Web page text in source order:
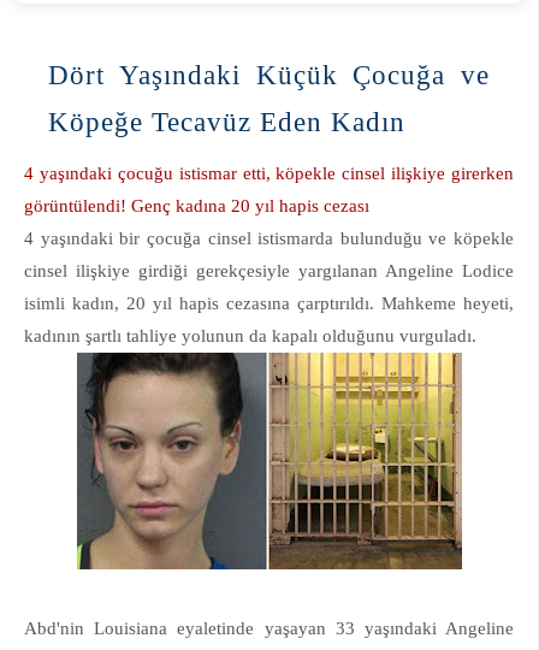
Dört Yaşındaki Küçük Çocuğa ve
Köpeğe Tecavüz Eden Kadın
4 yaşındaki çocuğu istismar etti, köpekle cinsel ilişkiye girerken
görüntülendi! Genç kadına 20 yıl hapis cezası
4 yaşındaki bir çocuğa cinsel istismarda bulunduğu ve köpekle
cinsel ilişkiye girdiği gerekçesiyle yargılanan Angeline Lodice
isimli kadın, 20 yıl hapis cezasına çarptırıldı. Mahkeme heyeti,
kadının şartlı tahliye yolunun da kapalı olduğunu vurguladı.
Abd'nin Louisiana eyaletinde yaşayan 33 yaşındaki Angeline